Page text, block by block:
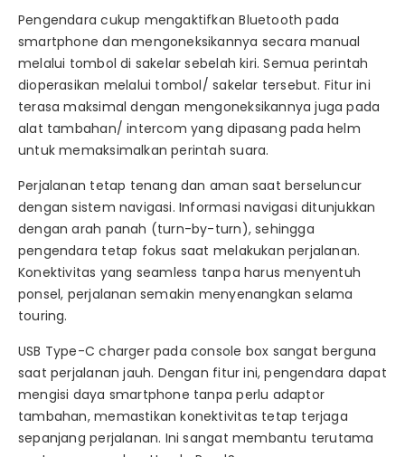
Pengendara cukup mengaktifkan Bluetooth pada
smartphone dan mengoneksikannya secara manual
melalui tombol di sakelar sebelah kiri. Semua perintah
dioperasikan melalui tombol/ sakelar tersebut. Fitur ini
terasa maksimal dengan mengoneksikannya juga pada
alat tambahan/ intercom yang dipasang pada helm
untuk memaksimalkan perintah suara.
Perjalanan tetap tenang dan aman saat berseluncur
dengan sistem navigasi. Informasi navigasi ditunjukkan
dengan arah panah (turn-by-turn), sehingga
pengendara tetap fokus saat melakukan perjalanan.
Konektivitas yang seamless tanpa harus menyentuh
ponsel, perjalanan semakin menyenangkan selama
touring.
USB Type-C charger pada console box sangat berguna
saat perjalanan jauh. Dengan fitur ini, pengendara dapat
mengisi daya smartphone tanpa perlu adaptor
tambahan, memastikan konektivitas tetap terjaga
sepanjang perjalanan. Ini sangat membantu terutama